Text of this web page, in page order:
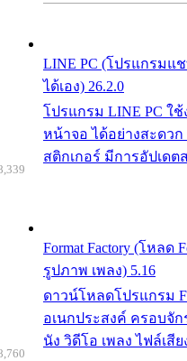
LINE PC (โปรแกรมแ
ได้เอง) 26.2.0
โปรแกรม LINE PC ใ
หน้าจอ ได้อย่างสะดว
สติกเกอร์ มีการอัปเดต
Format Factory (โหลด
รูปภาพ เพลง) 5.16
ดาวน์โหลดโปรแกรม
อเนกประสงค์ ครอบจั
นัง วิดีโอ เพลง ไฟล์เสี